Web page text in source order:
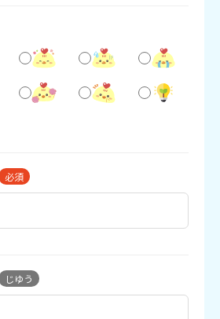
必須
じゆう